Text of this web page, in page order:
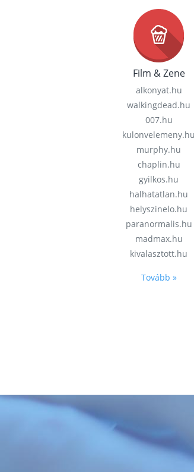
Film & Zene
alkonyat.hu
walkingdead.hu
007.hu
kulonvelemeny.hu
murphy.hu
chaplin.hu
gyilkos.hu
halhatatlan.hu
helyszinelo.hu
paranormalis.hu
madmax.hu
kivalasztott.hu
Tovább »